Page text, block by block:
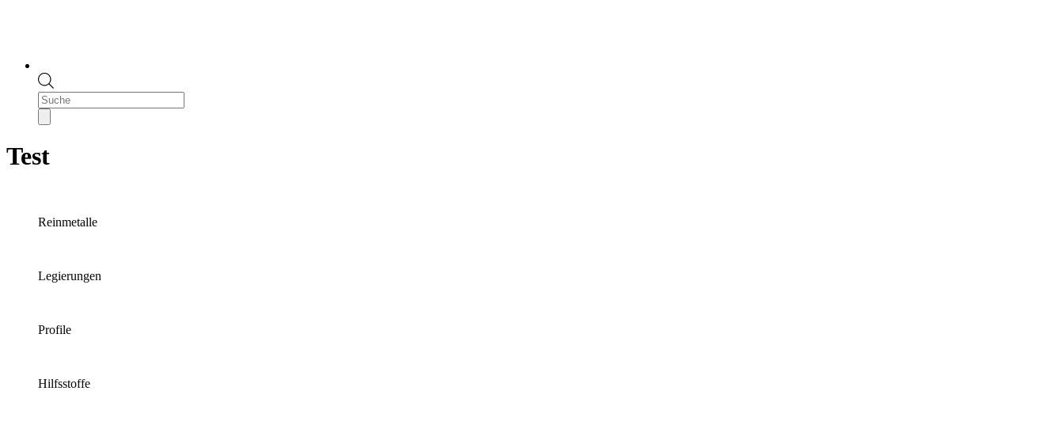
Products
search
Test
Reinmetalle
Legierungen
Profile
Hilfsstoffe